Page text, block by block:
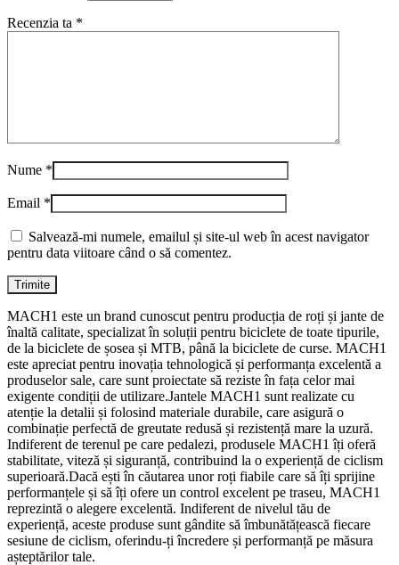
Recenzia ta *
Nume *
Email *
Salvează-mi numele, emailul și site-ul web în acest navigator
pentru data viitoare când o să comentez.
MACH1 este un brand cunoscut pentru producția de roți și jante de
înaltă calitate, specializat în soluții pentru biciclete de toate tipurile,
de la biciclete de șosea și MTB, până la biciclete de curse. MACH1
este apreciat pentru inovația tehnologică și performanța excelentă a
produselor sale, care sunt proiectate să reziste în fața celor mai
exigente condiții de utilizare.Jantele MACH1 sunt realizate cu
atenție la detalii și folosind materiale durabile, care asigură o
combinație perfectă de greutate redusă și rezistență mare la uzură.
Indiferent de terenul pe care pedalezi, produsele MACH1 îți oferă
stabilitate, viteză și siguranță, contribuind la o experiență de ciclism
superioară.Dacă ești în căutarea unor roți fiabile care să îți sprijine
performanțele și să îți ofere un control excelent pe traseu, MACH1
reprezintă o alegere excelentă. Indiferent de nivelul tău de
experiență, aceste produse sunt gândite să îmbunătățească fiecare
sesiune de ciclism, oferindu-ți încredere și performanță pe măsura
așteptărilor tale.